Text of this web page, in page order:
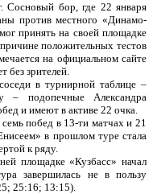
Сосновый бор, где 22 января
против местного «Динамо-
принять на своей площадке
положительных тестов
на официальном сайте
без зрителей.
в турнирной таблице –
– подопечные Александра
и имеют в активе 22 очка.
побед в 13-ти матчах и 21
в прошлом туре стала
к ряду.
площадке «Кузбасс» начал
завершилась не в пользу
25:16; 13:15).